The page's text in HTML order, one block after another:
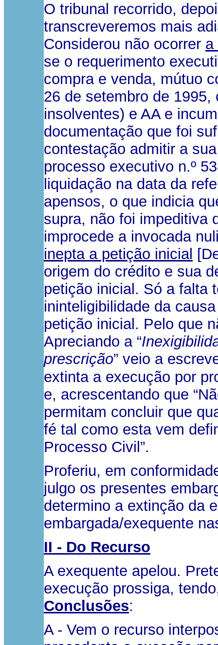
O tribunal recorrido,
transcreveremos mais
Considerou não ocorrer a
se o requerimento
compra e venda, mútuo
26 de setembro de
insolventes) e AA e
documentação que foi
contestação admitir a
processo executivo n.º
liquidação na data da
apensos, o que indicia
supra, não foi impeditiva
improcede a invocada
inepta a petição inicial
origem do crédito e sua
petição inicial. Só a falta
ininteligibilidade da
petição inicial. Pelo que
Apreciando a “
prescrição” veio a
extinta a execução por
e, acrescentando que
permitam concluir que
fé tal como esta vem
Processo Civil”.
Proferiu, em
julgo os presentes
determino a extinção da
embargada/exequente
II - Do Recurso
A exequente apelou.
execução prossiga,
Conclusões:
A - Vem o recurso